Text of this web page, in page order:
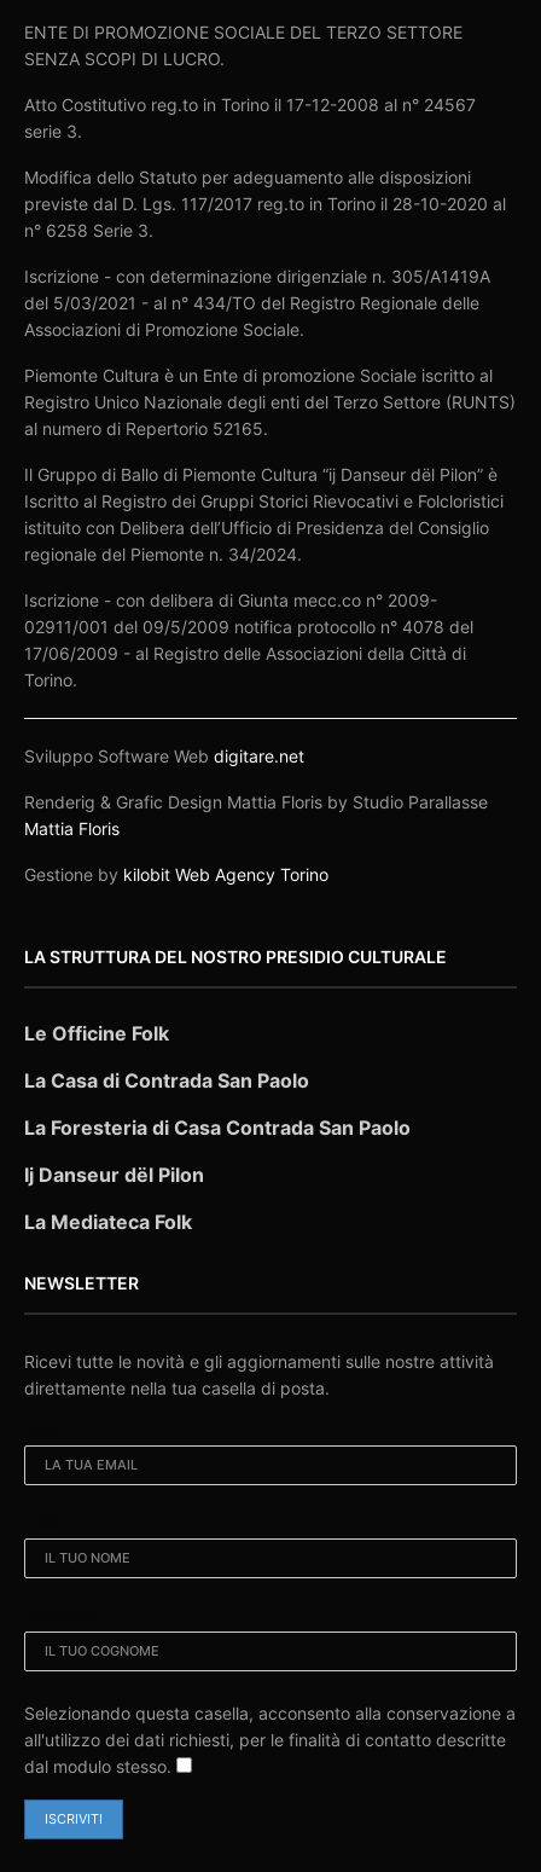
ENTE DI PROMOZIONE SOCIALE DEL TERZO SETTORE
SENZA SCOPI DI LUCRO.
Atto Costitutivo reg.to in Torino il 17-12-2008 al n° 24567
serie 3.
Modifica dello Statuto per adeguamento alle disposizioni
previste dal D. Lgs. 117/2017 reg.to in Torino il 28-10-2020 al
n° 6258 Serie 3.
Iscrizione - con determinazione dirigenziale n. 305/A1419A
del 5/03/2021 - al n° 434/TO del Registro Regionale delle
Associazioni di Promozione Sociale.
Piemonte Cultura è un Ente di promozione Sociale iscritto al
Registro Unico Nazionale degli enti del Terzo Settore (RUNTS)
al numero di Repertorio 52165.
Il Gruppo di Ballo di Piemonte Cultura “ij Danseur dël Pilon” è
Iscritto al Registro dei Gruppi Storici Rievocativi e Folcloristici
istituito con Delibera dell’Ufficio di Presidenza del Consiglio
regionale del Piemonte n. 34/2024.
Iscrizione - con delibera di Giunta mecc.co n° 2009-
02911/001 del 09/5/2009 notifica protocollo n° 4078 del
17/06/2009 - al Registro delle Associazioni della Città di
Torino.
Sviluppo Software Webdigitare.net
Renderig & Grafic Design Mattia Floris by Studio Parallasse
Mattia Floris
Gestione by kilobit Web Agency Torino
LA STRUTTURA DEL NOSTRO PRESIDIO CULTURALE
Le Officine Folk
La Casa di Contrada San Paolo
La Foresteria di Casa Contrada San Paolo
Ij Danseur dël Pilon
La Mediateca Folk
NEWSLETTER
Ricevi tutte le novità e gli aggiornamenti sulle nostre attività
direttamente nella tua casella di posta.
Selezionando questa casella, acconsento alla conservazione a
all'utilizzo dei dati richiesti, per le finalità di contatto descritte
dal modulo stesso.